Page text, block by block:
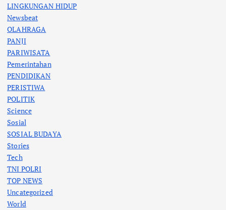
LINGKUNGAN HIDUP
Newsbeat
OLAHRAGA
PANJI
PARIWISATA
Pemerintahan
PENDIDIKAN
PERISTIWA
POLITIK
Science
Sosial
SOSIAL BUDAYA
Stories
Tech
TNI POLRI
TOP NEWS
Uncategorized
World